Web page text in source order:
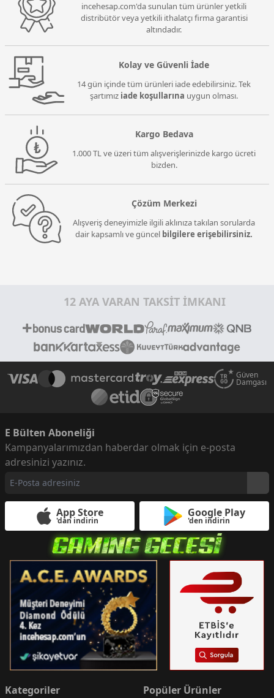
incehesap.com'da sunulan tüm ürünler yetkili
distribütör veya yetkili ithalatçı firma garantisi
altındadır.
Kolay ve Güvenli İade
14 gün içinde tüm ürünleri iade edebilirsiniz. Tek
şartımız iade koşullarına uygun olması.
Kargo Bedava
1.000 TL ve üzeri tüm alışverişlerinizde kargo ücreti
bizden.
Çözüm Merkezi
Alışveriş deneyimizle ilgili aklınıza takılan sorularda
dair kapsamlı ve güncel bilgilere erişebilirsiniz.
12 AYA VARAN TAKSİT İMKANI
Güven
Damgası
E Bülten Aboneliği
Kampanyalarımızdan haberdar olmak için e-posta
adresinizi yazınız.
App Store
'dan indirin
Google Play
'den indirin
Kategoriler Popüler Ürünler